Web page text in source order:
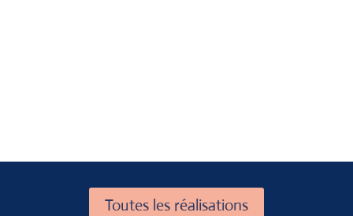
Toutes les réalisations